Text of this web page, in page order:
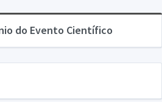
do Evento Científico